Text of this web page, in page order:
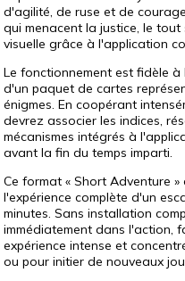
d'agilité, de ruse et de
qui menacent la justice, le
visuelle grâce à l'application
Le fonctionnement est fidèle
d'un paquet de cartes
énigmes. En coopérant
devrez associer les indices,
mécanismes intégrés à
avant la fin du temps imparti.
Ce format « Short Adventure
l'expérience complète d'un
minutes. Sans installation
immédiatement dans l'action,
expérience intense et
ou pour initier de nouveaux